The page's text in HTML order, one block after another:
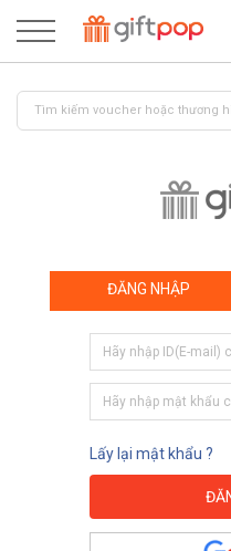
ĐĂNG NHẬP
Lấy lại mật khẩu ?